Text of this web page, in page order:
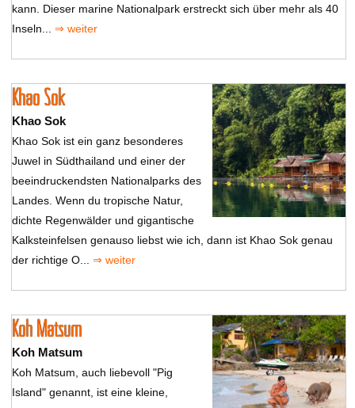
kann. Dieser marine Nationalpark erstreckt sich über mehr als 40
Inseln... ⇒ weiter
Khao Sok
Khao Sok
Khao Sok ist ein ganz besonderes
Juwel in Südthailand und einer der
beeindruckendsten Nationalparks des
Landes. Wenn du tropische Natur,
dichte Regenwälder und gigantische
Kalksteinfelsen genauso liebst wie ich, dann ist Khao Sok genau
der richtige O... ⇒ weiter
Koh Matsum
Koh Matsum
Koh Matsum, auch liebevoll "Pig
Island" genannt, ist eine kleine,